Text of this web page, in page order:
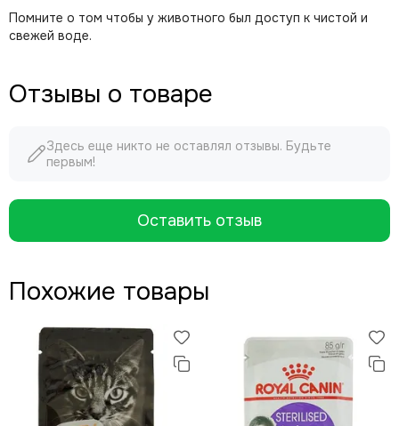
Помните о том чтобы у животного был доступ к чистой и
свежей воде.
Отзывы о товаре
Здесь еще никто не оставлял отзывы. Будьте
первым!
Оставить отзыв
Похожие товары